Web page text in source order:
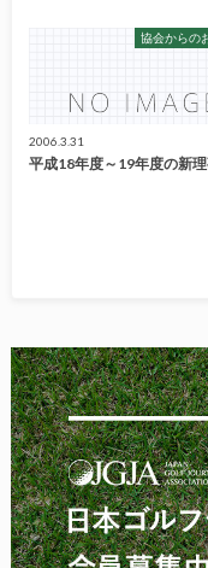
協会からの
2006.3.31
平成18年度～19年度の新